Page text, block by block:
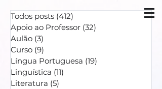
Todos posts (412)
Apoio ao Professor (32)
Aulão (3)
Curso (9)
Língua Portuguesa (19)
Linguística (11)
Literatura (5)